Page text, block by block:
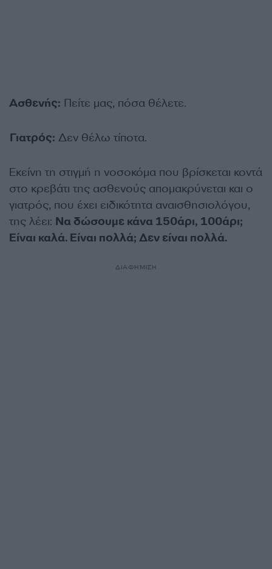
Ασθενής: Πείτε μας, πόσα θέλετε.
Γιατρός: Δεν θέλω τίποτα.
Εκείνη τη στιγμή η νοσοκόμα που βρίσκεται κοντά
στο κρεβάτι της ασθενούς απομακρύνεται και ο
γιατρός, που έχει ειδικότητα αναισθησιολόγου,
της λέει: Να δώσουμε κάνα 150άρι, 100άρι;
Είναι καλά. Είναι πολλά; Δεν είναι πολλά.
ΔΙΑΦΗΜΙΣΗ